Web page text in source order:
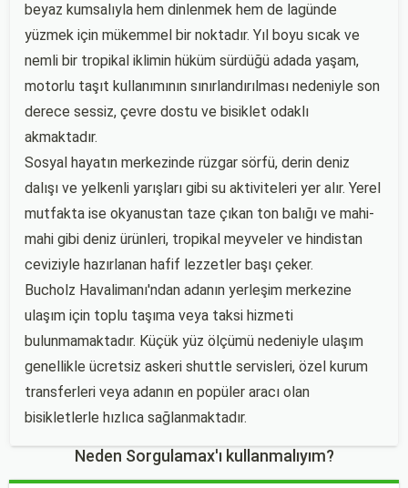
beyaz kumsalıyla hem dinlenmek hem de lagünde
yüzmek için mükemmel bir noktadır. Yıl boyu sıcak ve
nemli bir tropikal iklimin hüküm sürdüğü adada yaşam,
motorlu taşıt kullanımının sınırlandırılması nedeniyle son
derece sessiz, çevre dostu ve bisiklet odaklı
akmaktadır.
Sosyal hayatın merkezinde rüzgar sörfü, derin deniz
dalışı ve yelkenli yarışları gibi su aktiviteleri yer alır. Yerel
mutfakta ise okyanustan taze çıkan ton balığı ve mahi-
mahi gibi deniz ürünleri, tropikal meyveler ve hindistan
ceviziyle hazırlanan hafif lezzetler başı çeker.
Bucholz Havalimanı'ndan adanın yerleşim merkezine
ulaşım için toplu taşıma veya taksi hizmeti
bulunmamaktadır. Küçük yüz ölçümü nedeniyle ulaşım
genellikle ücretsiz askeri shuttle servisleri, özel kurum
transferleri veya adanın en popüler aracı olan
bisikletlerle hızlıca sağlanmaktadır.
Neden Sorgulamax'ı kullanmalıyım?